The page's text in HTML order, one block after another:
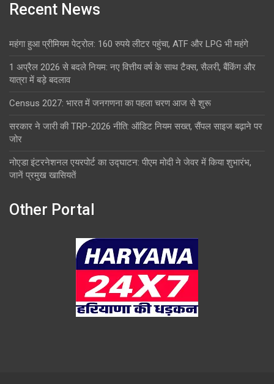
Recent News
महंगा हुआ प्रीमियम पेट्रोल: 160 रुपये लीटर पहुंचा, ATF और LPG भी महंगे
1 अप्रैल 2026 से बदले नियम: नए वित्तीय वर्ष के साथ टैक्स, सैलरी, बैंकिंग और
यात्रा में बड़े बदलाव
Census 2027: भारत में जनगणना का पहला चरण आज से शुरू
सरकार ने जारी की TRP-2026 नीति: ऑडिट नियम सख्त, सैंपल साइज बढ़ाने पर
जोर
नोएडा इंटरनेशनल एयरपोर्ट का उद्घाटन: पीएम मोदी ने जेवर में किया शुभारंभ,
जानें प्रमुख खासियतें
Other Portal